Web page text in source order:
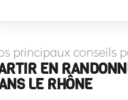
principaux conseils
EN
LE RHÔNE